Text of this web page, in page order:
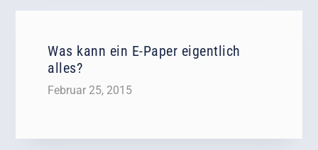
Was kann ein E-Paper eigentlich
alles?
Februar 25, 2015